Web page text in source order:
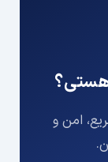
هستی؟
امن و